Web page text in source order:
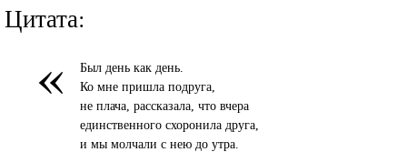
Цитата:
«
Был день как день.
Ко мне пришла подруга,
не плача, рассказала, что вчера
единственного схоронила друга,
и мы молчали с нею до утра.